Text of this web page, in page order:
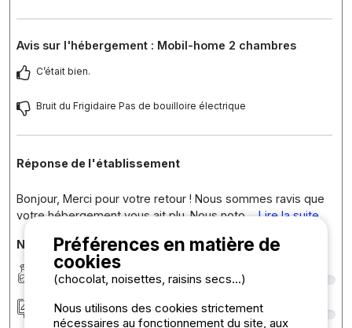
Avis sur l'hébergement : Mobil-home 2 chambres
C’était bien.
Bruit du Frigidaire Pas de bouilloire électrique
Réponse de l'établissement
Bonjour, Merci pour votre retour ! Nous sommes ravis que
votre hébergement vous ait plu. Nous noto ... Lire la suite
Notes détaillées du camping
Propreté
Hébergement/Emplacement
Préférences en matière de
cookies
(chocolat, noisettes, raisins secs...)
Nous utilisons des cookies strictement
nécessaires au fonctionnement du site, aux